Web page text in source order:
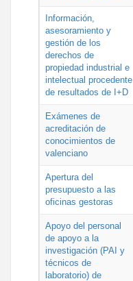
Información,
asesoramiento y
gestión de los
derechos de
propiedad industrial e
intelectual procedente
de resultados de I+D
Exámenes de
acreditación de
conocimientos de
valenciano
Apertura del
presupuesto a las
oficinas gestoras
Apoyo del personal
de apoyo a la
investigación (PAI y
técnicos de
laboratorio) de